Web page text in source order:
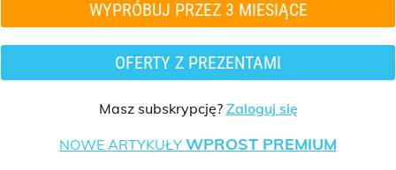
WYPRÓBUJ PRZEZ 3 MIESIĄCE
OFERTY Z PREZENTAMI
Masz subskrypcję? Zaloguj się
NOWE ARTYKUŁY WPROST PREMIUM